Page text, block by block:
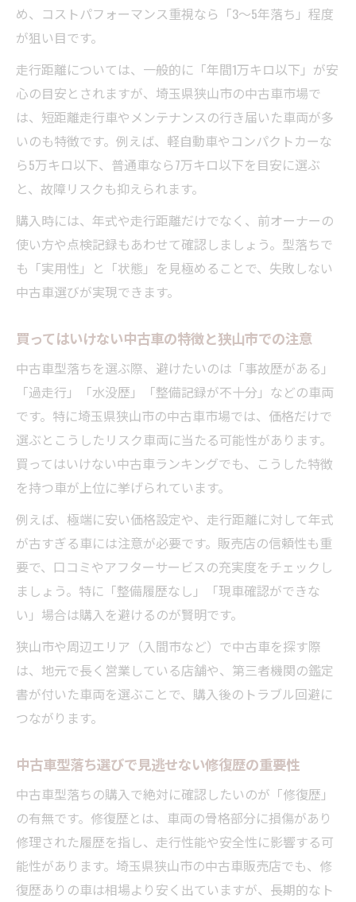
め、コストパフォーマンス重視なら「3～5年落ち」程度
が狙い目です。
走行距離については、一般的に「年間1万キロ以下」が安
心の目安とされますが、埼玉県狭山市の中古車市場で
は、短距離走行車やメンテナンスの行き届いた車両が多
いのも特徴です。例えば、軽自動車やコンパクトカーな
ら5万キロ以下、普通車なら7万キロ以下を目安に選ぶ
と、故障リスクも抑えられます。
購入時には、年式や走行距離だけでなく、前オーナーの
使い方や点検記録もあわせて確認しましょう。型落ちで
も「実用性」と「状態」を見極めることで、失敗しない
中古車選びが実現できます。
買ってはいけない中古車の特徴と狭山市での注意
中古車型落ちを選ぶ際、避けたいのは「事故歴がある」
「過走行」「水没歴」「整備記録が不十分」などの車両
です。特に埼玉県狭山市の中古車市場では、価格だけで
選ぶとこうしたリスク車両に当たる可能性があります。
買ってはいけない中古車ランキングでも、こうした特徴
を持つ車が上位に挙げられています。
例えば、極端に安い価格設定や、走行距離に対して年式
が古すぎる車には注意が必要です。販売店の信頼性も重
要で、口コミやアフターサービスの充実度をチェックし
ましょう。特に「整備履歴なし」「現車確認ができな
い」場合は購入を避けるのが賢明です。
狭山市や周辺エリア（入間市など）で中古車を探す際
は、地元で長く営業している店舗や、第三者機関の鑑定
書が付いた車両を選ぶことで、購入後のトラブル回避に
つながります。
中古車型落ち選びで見逃せない修復歴の重要性
中古車型落ちの購入で絶対に確認したいのが「修復歴」
の有無です。修復歴とは、車両の骨格部分に損傷があり
修理された履歴を指し、走行性能や安全性に影響する可
能性があります。埼玉県狭山市の中古車販売店でも、修
復歴ありの車は相場より安く出ていますが、長期的なト